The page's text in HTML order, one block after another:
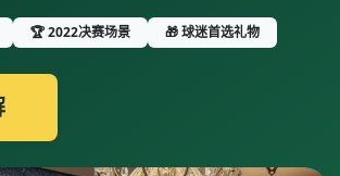
🏆 2022决赛场景 🎁 球迷首选礼物